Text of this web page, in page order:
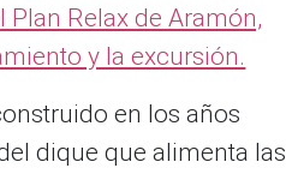
Relax de Aramón,
y la excursión.
en los años
dique que alimenta las